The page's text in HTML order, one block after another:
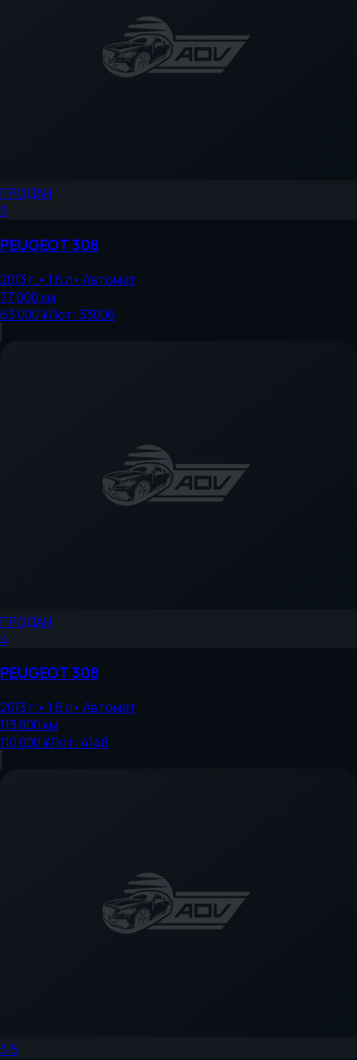
ПРОДАН
3
PEUGEOT308
2013г.• 1.6л• Автомат
77 000км
63 000 ¥Лот: 33006
ПРОДАН
4
PEUGEOT308
2013г.• 1.6л• Автомат
113 000км
110 000 ¥Лот: 4148
3.5